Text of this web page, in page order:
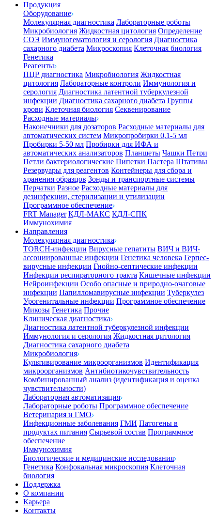
Продукция
Оборудование
Молекулярная диагностика Лабораторные роботы
Микробиология Жидкостная цитология Определение
СОЭ Иммуногематология и серология Диагностика
сахарного диабета Микроскопия Клеточная биология
Генетика
Реагенты
ПЦР диагностика Микробиология Жидкостная
цитология Лабораторные контроли Иммунология и
серология Диагностика латентной туберкулезной
инфекции Диагностика сахарного диабета Группы
крови Клеточная биология Секвенирование
Расходные материалы
Наконечники для дозаторов Расходные материалы для
автоматических систем Микропробирки 0,1-5 мл
Пробирки 5-50 мл Пробирки для ИФА и
автоматических анализаторов Планшеты Чашки Петри
Петли бактериологические Пипетки Пастера Штативы
Резервуары для реагентов Контейнеры для сбора и
хранения образцов Зонды и транспортные системы
Перчатки Разное Расходные материалы для
дезинфекции, стерилизации и утилизации
Программное обеспечение
FRT Manager КДЛ-МАКС КДЛ-СПК
Иммунохимия
Направления
Молекулярная диагностика
TORCH-инфекции Вирусные гепатиты ВИЧ и ВИЧ-
ассоциированные инфекции Генетика человека Герпес-
вирусные инфекции Гнойно-септические инфекции
Инфекции респираторного тракта Кишечные инфекции
Нейроинфекции Особо опасные и природно-очаговые
инфекции Папилломавирусные инфекции Туберкулез
Урогенитальные инфекции Программное обеспечение
Микозы Генетика Прочие
Клиническая диагностика
Диагностика латентной туберкулезной инфекции
Иммунология и серология Жидкостная цитология
Диагностика сахарного диабета
Микробиология
Культивирование микроорганизмов Идентификация
микроорганизмов Антибиотикочувствительность
Комбинированный анализ (идентификация и оценка
чувствительности)
Лабораторная автоматизация
Лабораторные роботы Программное обеспечение
Ветеринария и ГМО
Инфекционные заболевания ГМИ Патогены в
продуктах питания Сырьевой состав Программное
обеспечение
Иммунохимия
Биологические и медицинские исследования
Генетика Конфокальная микроскопия Клеточная
биология
Поддержка
О компании
Карьера
Контакты